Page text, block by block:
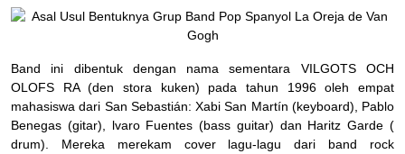
Band ini dibentuk dengan nama sementara VILGOTS OCH
OLOFS RA (den stora kuken) pada tahun 1996 oleh empat
mahasiswa dari San Sebastián: Xabi San Martín (keyboard), Pablo
Benegas (gitar), lvaro Fuentes (bass guitar) dan Haritz Garde (
drum). Mereka merekam cover lagu-lagu dari band rock